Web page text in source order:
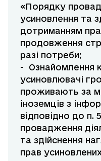
«Порядку
усиновлення та
дотриманням
продовження
разі потреби;
- Ознайомлення
усиновлювачі
проживають за
іноземців з
відповідно до п.
провадження
та здійснення
прав